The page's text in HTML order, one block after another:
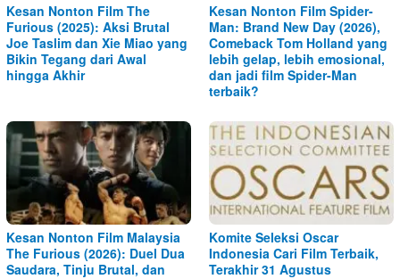
Kesan Nonton Film The
Furious (2025): Aksi Brutal
Joe Taslim dan Xie Miao yang
Bikin Tegang dari Awal
hingga Akhir
Kesan Nonton Film Spider-
Man: Brand New Day (2026),
Comeback Tom Holland yang
lebih gelap, lebih emosional,
dan jadi film Spider-Man
terbaik?
Kesan Nonton Film Malaysia
The Furious (2026): Duel Dua
Saudara, Tinju Brutal, dan
Komite Seleksi Oscar
Indonesia Cari Film Terbaik,
Terakhir 31 Agustus